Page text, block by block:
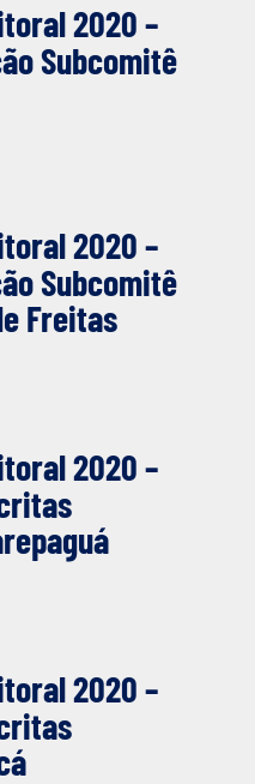
2020 –
Subcomitê
2020 –
Subcomitê
Freitas
2020 –
2020 –